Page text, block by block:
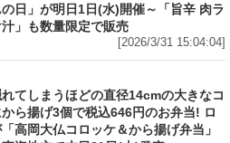
日」が明日1日(水)開催～「旨辛 肉ラ
」も数量限定で販売
[2026/3/31 15:04:04]
てしまうほどの直径14cmの大きなコ
から揚げ3個で税込646円のお弁当! ロ
高岡大仏コロッケ＆から揚げ弁当」